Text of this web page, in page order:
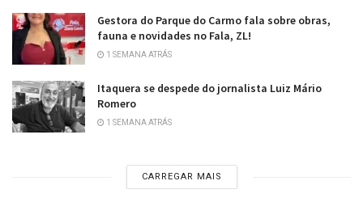
Gestora do Parque do Carmo fala sobre obras,
fauna e novidades no Fala, ZL!
1 SEMANA ATRÁS
Itaquera se despede do jornalista Luiz Mário
Romero
1 SEMANA ATRÁS
CARREGAR MAIS